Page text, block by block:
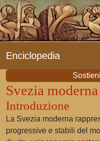
Enciclopedia
Svezia moderna
Introduzione
La Svezia moderna
progressive e stabili del